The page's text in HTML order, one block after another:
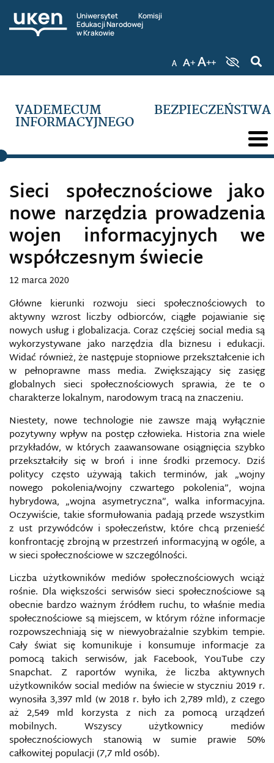
Uniwersytet Komisji
Edukacji Narodowej
w Krakowie
VADEMECUM BEZPIECZEŃSTWA
INFORMACYJNEGO
Sieci społecznościowe jako
nowe narzędzia prowadzenia
wojen informacyjnych we
współczesnym świecie
12 marca 2020
Główne kierunki rozwoju sieci społecznościowych to
aktywny wzrost liczby odbiorców, ciągłe pojawianie się
nowych usług i globalizacja. Coraz częściej social media są
wykorzystywane jako narzędzia dla biznesu i edukacji.
Widać również, że następuje stopniowe przekształcenie ich
w pełnoprawne mass media. Zwiększający się zasięg
globalnych sieci społecznościowych sprawia, że te o
charakterze lokalnym, narodowym tracą na znaczeniu.
Niestety, nowe technologie nie zawsze mają wyłącznie
pozytywny wpływ na postęp człowieka. Historia zna wiele
przykładów, w których zaawansowane osiągnięcia szybko
przekształciły się w broń i inne środki przemocy. Dziś
politycy często używają takich terminów, jak „wojny
nowego pokolenia/wojny czwartego pokolenia”, wojna
hybrydowa, „wojna asymetryczna”, walka informacyjna.
Oczywiście, takie sformułowania padają przede wszystkim
z ust przywódców i społeczeństw, które chcą przenieść
konfrontację zbrojną w przestrzeń informacyjną w ogóle, a
w sieci społecznościowe w szczególności.
Liczba użytkowników mediów społecznościowych wciąż
rośnie. Dla większości serwisów sieci społecznościowe są
obecnie bardzo ważnym źródłem ruchu, to właśnie media
społecznościowe są miejscem, w którym różne informacje
rozpowszechniają się w niewyobrażalnie szybkim tempie.
Cały świat się komunikuje i konsumuje informacje za
pomocą takich serwisów, jak Facebook, YouTube czy
Snapchat. Z raportów wynika, że liczba aktywnych
użytkowników social mediów na świecie w styczniu 2019 r.
wynosiła 3,397 mld (w 2018 r. było ich 2,789 mld), z czego
aż 2,549 mld korzysta z nich za pomocą urządzeń
mobilnych. Wszyscy użytkownicy mediów
społecznościowych stanowią w sumie prawie 50%
całkowitej populacji (7,7 mld osób).